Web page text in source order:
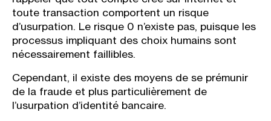
toute transaction comportent un risque
d’usurpation. Le risque 0 n’existe pas, puisque les
processus impliquant des choix humains sont
nécessairement faillibles.
Cependant, il existe des moyens de se prémunir
de la fraude et plus particulièrement de
l’usurpation d’identité bancaire.